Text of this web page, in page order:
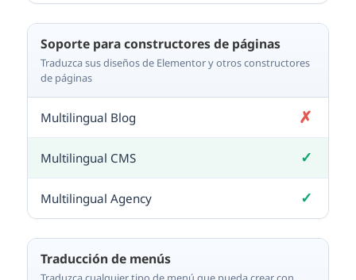
Soporte para constructores de páginas
Traduzca sus diseños de Elementor y otros constructores
de páginas
✗
No incluido
✓
Incluido
✓
Incluido
Traducción de menús